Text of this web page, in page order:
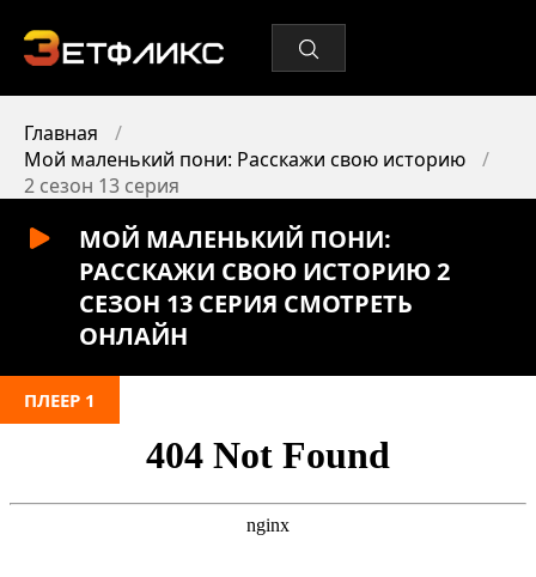
Главная
Мой маленький пони: Расскажи свою историю
2 сезон 13 серия
МОЙ МАЛЕНЬКИЙ ПОНИ:
РАССКАЖИ СВОЮ ИСТОРИЮ 2
СЕЗОН 13 СЕРИЯ СМОТРЕТЬ
ОНЛАЙН
ПЛЕЕР 1